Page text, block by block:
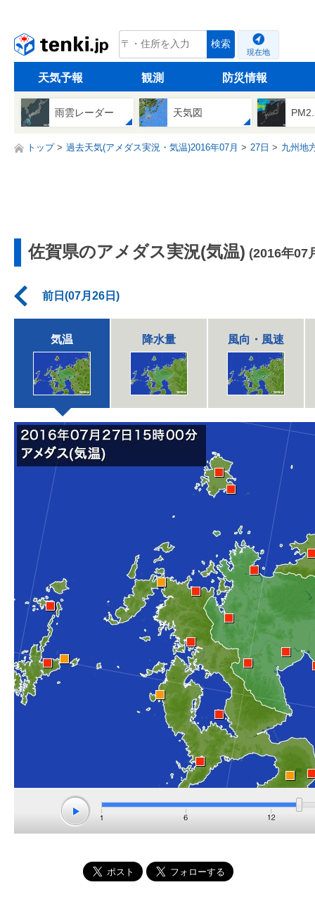
tenki.jp 検索
現在地
天気予報 観測 防災情報
雨雲レーダー 天気図
トップ 過去天気(アメダス実況・気温)2016年07月 27日 九州地
佐賀県のアメダス実況(気温) (2016年07
前日(07月26日)
気温 降水量 風向・風速